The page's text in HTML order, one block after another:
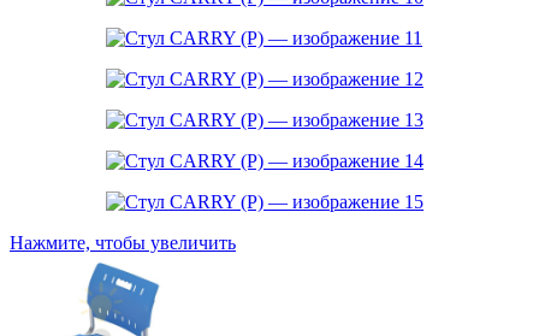
Нажмите, чтобы увеличить